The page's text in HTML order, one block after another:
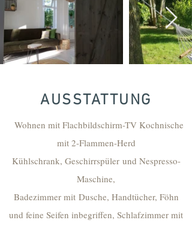
AUSSTATTUNG
Wohnen mit Flachbildschirm-TV Kochnische
mit 2-Flammen-Herd
Kühlschrank, Geschirrspüler und Nespresso-
Maschine,
Badezimmer mit Dusche, Handtücher, Föhn
und feine Seifen inbegriffen, Schlafzimmer mit